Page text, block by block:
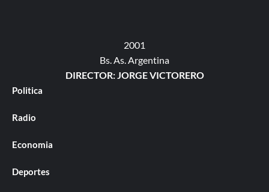
2001
Bs. As. Argentina
DIRECTOR: JORGE VICTORERO
Politica
Radio
Economia
Deportes